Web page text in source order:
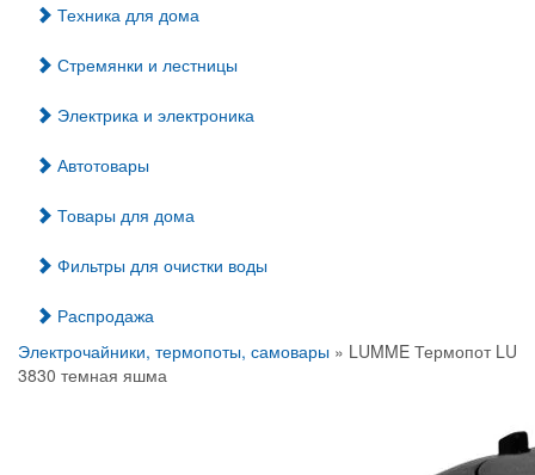
Техника для дома
Стремянки и лестницы
Электрика и электроника
Автотовары
Товары для дома
Фильтры для очистки воды
Распродажа
Электрочайники, термопоты, самовары » LUMME Термопот LU
3830 темная яшма